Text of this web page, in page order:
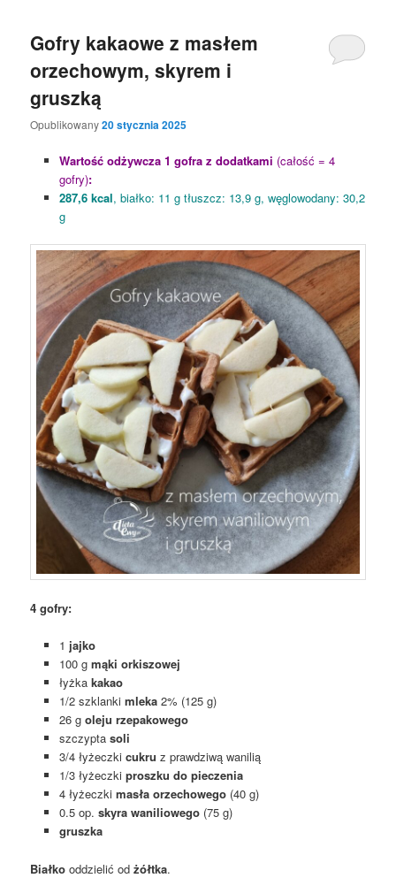
Gofry kakaowe z masłem
orzechowym, skyrem i
gruszką
Opublikowany20 stycznia 2025
Wartość odżywcza 1 gofra z dodatkami (całość = 4
gofry):
287,6 kcal, białko: 11 g tłuszcz: 13,9 g, węglowodany: 30,2
g
4 gofry:
1 jajko
100 g mąki orkiszowej
łyżka kakao
1/2 szklanki mleka2% (125 g)
26 g oleju rzepakowego
szczypta soli
3/4 łyżeczki cukru z prawdziwą wanilią
1/3 łyżeczkiproszku do pieczenia
4 łyżeczkimasła orzechowego(40 g)
0.5 op. skyra waniliowego(75 g)
gruszka
Białko oddzielić odżółtka.